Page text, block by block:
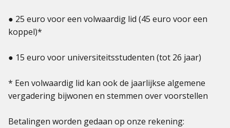
● 25 euro voor een volwaardig lid (45 euro voor een
koppel)*
● 15 euro voor universiteitsstudenten (tot 26 jaar)
* Een volwaardig lid kan ook de jaarlijkse algemene
vergadering bijwonen en stemmen over voorstellen
Betalingen worden gedaan op onze rekening: